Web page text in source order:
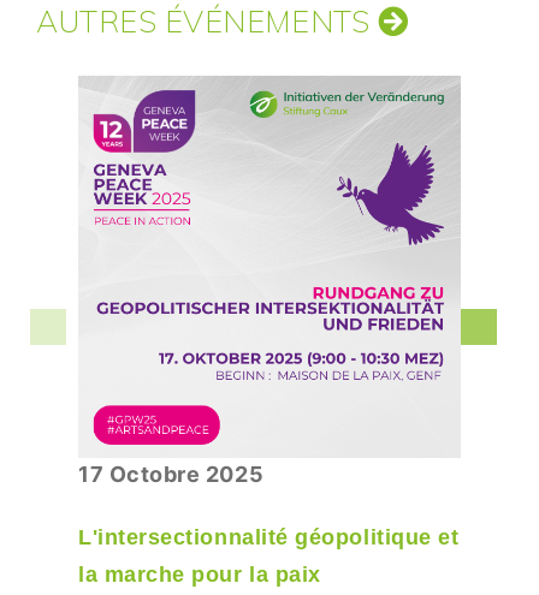
AUTRES ÉVÉNEMENTS
17 Octobre 2025
L'intersectionnalité géopolitique et
la marche pour la paix